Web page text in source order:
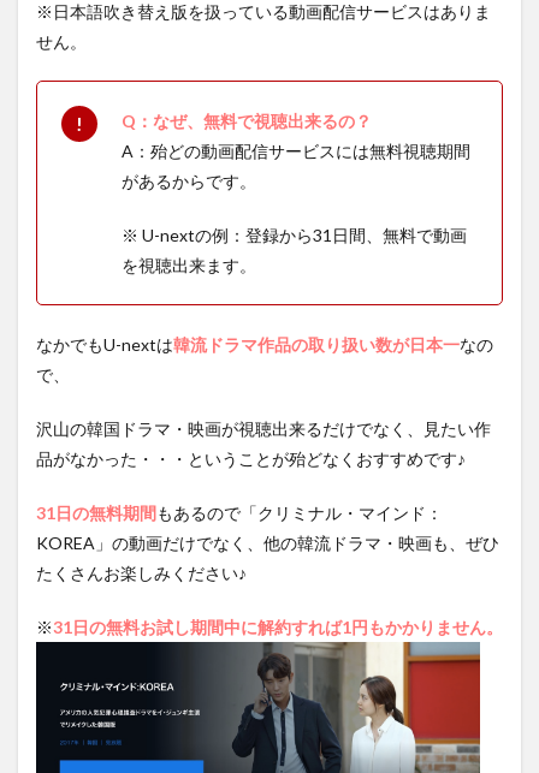
※日本語吹き替え版を扱っている動画配信サービスはありま
せん。
Q：なぜ、無料で視聴出来るの？
A：殆どの動画配信サービスには無料視聴期間
があるからです。
※ U-nextの例：登録から31日間、無料で動画
を視聴出来ます。
なかでもU-nextは韓流ドラマ作品の取り扱い数が日本一なの
で、
沢山の韓国ドラマ・映画が視聴出来るだけでなく、見たい作
品がなかった・・・ということが殆どなくおすすめです♪
31日の無料期間もあるので「クリミナル・マインド：
KOREA」の動画だけでなく、他の韓流ドラマ・映画も、ぜひ
たくさんお楽しみください♪
※31日の無料お試し期間中に解約すれば1円もかかりません。